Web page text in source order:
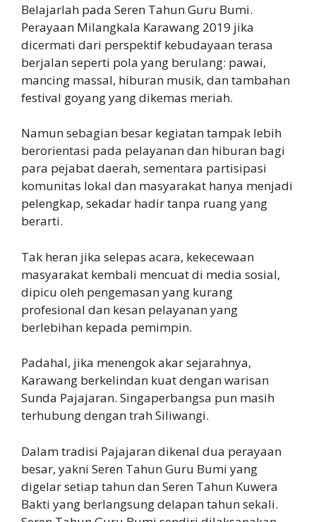
Belajarlah pada Seren Tahun Guru Bumi.
Perayaan Milangkala Karawang 2019 jika
dicermati dari perspektif kebudayaan terasa
berjalan seperti pola yang berulang: pawai,
mancing massal, hiburan musik, dan tambahan
festival goyang yang dikemas meriah.
Namun sebagian besar kegiatan tampak lebih
berorientasi pada pelayanan dan hiburan bagi
para pejabat daerah, sementara partisipasi
komunitas lokal dan masyarakat hanya menjadi
pelengkap, sekadar hadir tanpa ruang yang
berarti.
Tak heran jika selepas acara, kekecewaan
masyarakat kembali mencuat di media sosial,
dipicu oleh pengemasan yang kurang
profesional dan kesan pelayanan yang
berlebihan kepada pemimpin.
Padahal, jika menengok akar sejarahnya,
Karawang berkelindan kuat dengan warisan
Sunda Pajajaran. Singaperbangsa pun masih
terhubung dengan trah Siliwangi.
Dalam tradisi Pajajaran dikenal dua perayaan
besar, yakni Seren Tahun Guru Bumi yang
digelar setiap tahun dan Seren Tahun Kuwera
Bakti yang berlangsung delapan tahun sekali.